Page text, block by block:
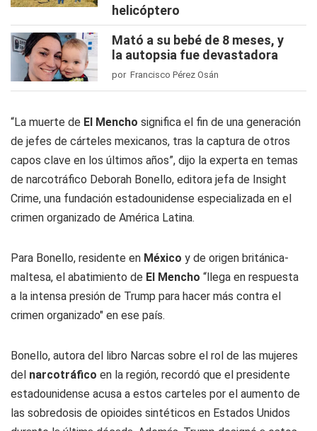
helicóptero
Mató a su bebé de 8 meses, y
la autopsia fue devastadora
por Francisco Pérez Osán
“La muerte de El Mencho significa el fin de una generación
de jefes de cárteles mexicanos, tras la captura de otros
capos clave en los últimos años”, dijo la experta en temas
de narcotráfico Deborah Bonello, editora jefa de Insight
Crime, una fundación estadounidense especializada en el
crimen organizado de América Latina.
Para Bonello, residente en México y de origen británica-
maltesa, el abatimiento de El Mencho “llega en respuesta
a la intensa presión de Trump para hacer más contra el
crimen organizado" en ese país.
Bonello, autora del libro Narcas sobre el rol de las mujeres
del narcotráfico en la región, recordó que el presidente
estadounidense acusa a estos carteles por el aumento de
las sobredosis de opioides sintéticos en Estados Unidos